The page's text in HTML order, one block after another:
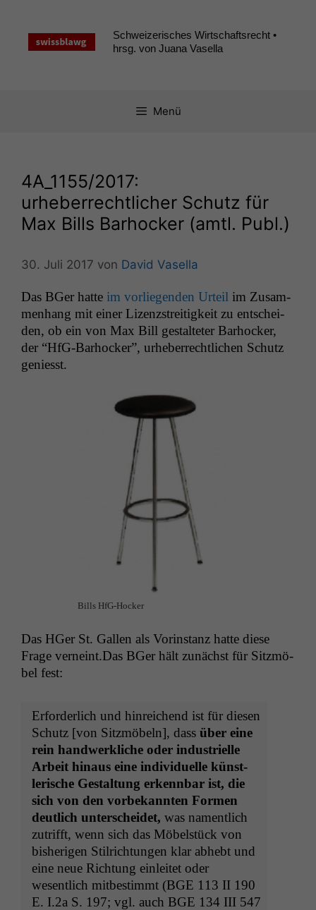
springen
Schweizerisches Wirtschaftsrecht •
hrsg. von Juana Vasella
Menü
4A_1155/2017:
urheberrechtlicher Schutz für
Max Bills Barhocker (amtl. Publ.)
30. Juli 2017 von David Vasella
Das BGer hat­te im vor­liegen­den Urteil im Zusam­
men­hang mit ein­er Lizen­zstre­it­igkeit zu entschei­
den, ob ein von Max Bill gestal­teter Barhock­er,
der “HfG-Barhock­er”, urhe­ber­rechtlichen Schutz
geniesst.
Bills HfG-Hock­er
Das HGer St. Gallen als Vorin­stanz hat­te diese
Frage verneint.Das BGer hält zunächst für Sitzmö­
bel fest:
Erforder­lich und hin­re­ichend ist für diesen
Schutz [von Sitzmö­beln], dass über eine
rein handw­erk­liche oder indus­trielle
Arbeit hin­aus eine indi­vidu­elle kün­st­
lerische Gestal­tung erkennbar ist, die
sich von den vor­bekan­nten For­men
deut­lich unter­schei­det, was namentlich
zutrifft, wenn sich das Möbel­stück von
bish­eri­gen Stil­rich­tun­gen klar abhebt und
eine neue Rich­tung ein­leit­et oder
wesentlich mitbes­timmt (BGE 113 II 190
E. I.2a S. 197; vgl. auch BGE 134 III 547